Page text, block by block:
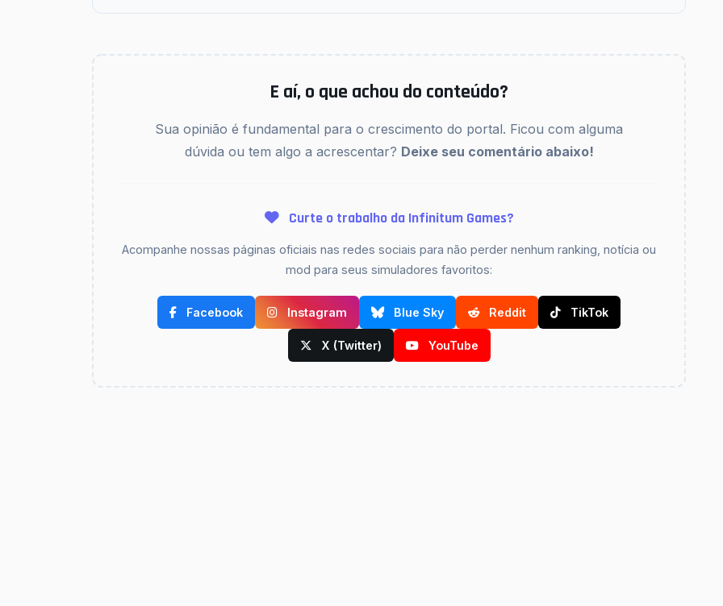
E aí, o que achou do conteúdo?
Sua opinião é fundamental para o crescimento do portal. Ficou com alguma
dúvida ou tem algo a acrescentar? Deixe seu comentário abaixo!
Curte o trabalho da Infinitum Games?
Acompanhe nossas páginas oficiais nas redes sociais para não perder nenhum ranking, notícia ou
mod para seus simuladores favoritos:
Facebook Instagram Blue Sky Reddit TikTok
X (Twitter) YouTube